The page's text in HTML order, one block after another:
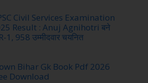
Civil Services Examination
Result : Anuj Agnihotri बने
1, 958 उम्मीदवार चयनित
Bihar Gk Book Pdf 2026
Download